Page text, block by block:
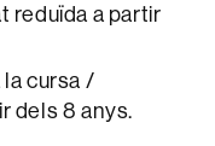
reduïda a partir
cursa /
dels 8 anys.